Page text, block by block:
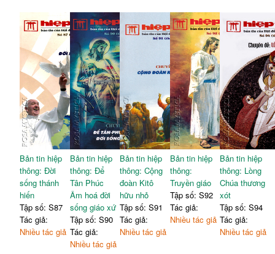
Bản tin hiệp
thông: Đời
sống thánh
hiến
Tập số: S87
Tác giả:
Nhiều tác giả
Bản tin hiệp
thông: Để
Tân Phúc
Âm hoá đời
sống giáo xứ
Tập số: S90
Tác giả:
Nhiều tác giả
Bản tin hiệp
thông: Cộng
đoàn Kitô
hữu nhỏ
Tập số: S91
Tác giả:
Nhiều tác giả
Bản tin hiệp
thông:
Truyền giáo
Tập số: S92
Tác giả:
Nhiều tác giả
Bản tin hiệp
thông: Lòng
Chúa thương
xót
Tập số: S94
Tác giả:
Nhiều tác giả